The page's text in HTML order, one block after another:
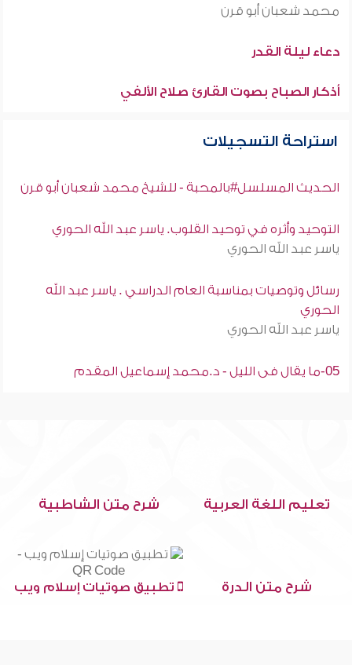
محمد شعبان أبو قرن
دعاء ليلة القدر
أذكار الصباح بصوت القارئ صلاح الألفي
استراحة التسجيلات
الحديث المسلسل#بالمحبة - للشيخ محمد شعبان أبو قرن
التوحيد وأثره في توحيد القلوب. ياسر عبد الله الحوري
ياسر عبد الله الحوري
رسائل وتوصيات بمناسبة العام الدراسي . ياسر عبد الله
الحوري
ياسر عبد الله الحوري
05-ما يقال فى الليل - د.محمد إسماعيل المقدم
تعليم اللغة العربية شرح متن الشاطبية
شرح متن الدرة تطبيق صوتيات إسلام ويب